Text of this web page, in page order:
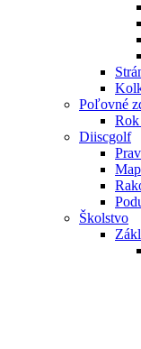
Poľovné
Diiscgolf
Školstvo